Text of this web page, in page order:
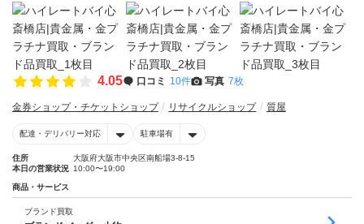
4.05 口コミ 10件 写真 7枚
金券ショップ・チケットショップ リサイクルショップ 質屋
配達・デリバリー対応 駐車場有
住所
大阪府大阪市中央区南船場3-8-15
本日の営業状況 10:00〜19:00
商品・サービス
ブランド買取